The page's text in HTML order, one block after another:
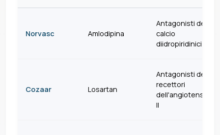
Norvasc Amlodipina
Antagonisti del
calcio
diidropiridinici
Cozaar Losartan
Antagonisti dei
recettori
dell'angiotensina
II